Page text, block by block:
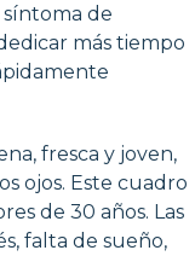
de
más tiempo
fresca y joven,
ojos. Este cuadro
de 30 años. Las
falta de sueño,